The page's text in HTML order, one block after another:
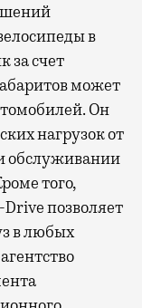
в
за счет
может
Он
нагрузок от
обслуживании
того,
позволяет
в любых